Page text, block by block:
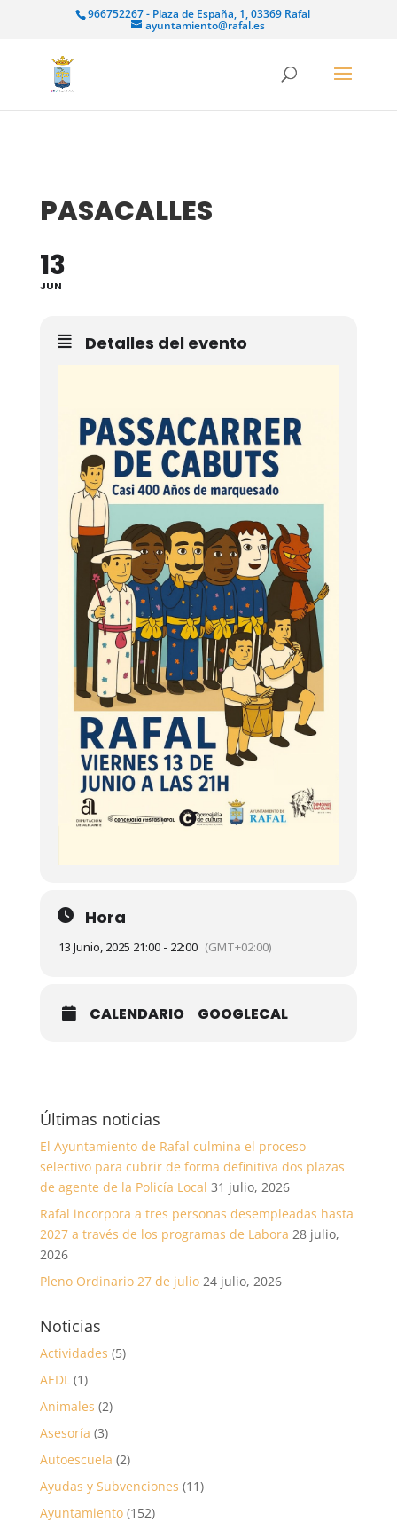
966752267 - Plaza de España, 1, 03369 Rafal
ayuntamiento@rafal.es
PASACALLES
13
JUN
Detalles del evento
Hora
13 Junio, 2025 21:00 - 22:00 (GMT+02:00)
CALENDARIO GOOGLECAL
Últimas noticias
El Ayuntamiento de Rafal culmina el proceso
selectivo para cubrir de forma definitiva dos plazas
de agente de la Policía Local 31 julio, 2026
Rafal incorpora a tres personas desempleadas hasta
2027 a través de los programas de Labora 28 julio,
2026
Pleno Ordinario 27 de julio 24 julio, 2026
Noticias
Actividades (5)
AEDL(1)
Animales (2)
Asesoría (3)
Autoescuela (2)
Ayudas y Subvenciones (11)
Ayuntamiento(152)